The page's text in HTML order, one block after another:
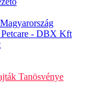
Petcare - DBX Kft
Tanösvénye